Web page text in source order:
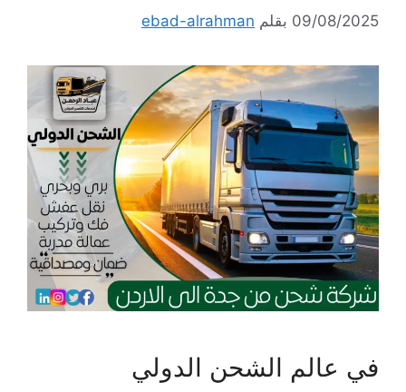
09/08/2025 بقلم ebad-alrahman
في عالم الشحن الدولي